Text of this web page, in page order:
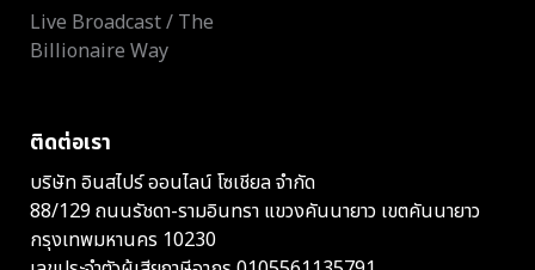
Live Broadcast / The
Billionaire Way
ติดต่อเรา
บริษัท อินสไปร์ ออนไลน์ โซเชียล จำกัด
88/129 ถนนรัชดา-รามอินทรา แขวงคันนายาว เขตคันนายาว
กรุงเทพมหานคร 10230